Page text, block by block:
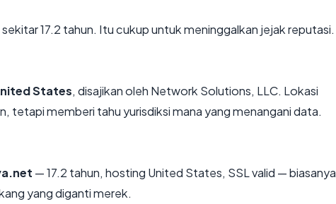
17.2 tahun. Itu cukup untuk meninggalkan jejak reputasi.
States, disajikan oleh Network Solutions, LLC. Lokasi
tetapi memberi tahu yurisdiksi mana yang menangani data.
— 17.2 tahun, hosting United States, SSL valid — biasanya
yang diganti merek.